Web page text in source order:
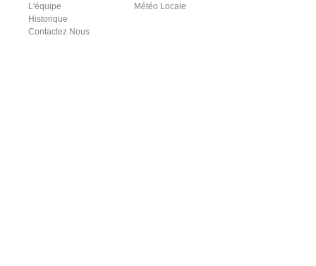
L'équipe
Historique
Contactez Nous
Météo Locale